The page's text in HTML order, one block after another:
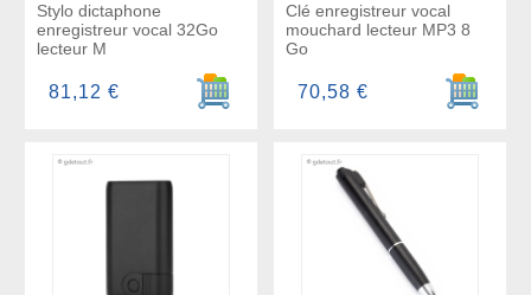
Stylo dictaphone
enregistreur vocal 32Go
lecteur M
Ajouter au panier
81,12 €
Clé enregistreur vocal
mouchard lecteur MP3 8
Go
Ajouter
70,58 €